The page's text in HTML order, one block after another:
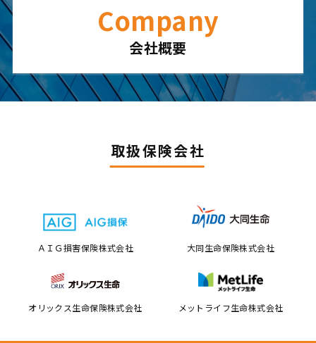
Company
会社概要
取扱保険会社
ＡＩＧ損害保険株式会社 大同生命保険株式会社
オリックス生命保険株式会社 メットライフ生命株式会社